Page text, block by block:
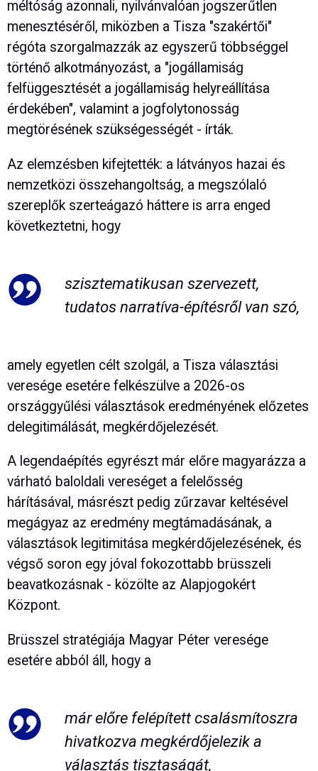
méltóság azonnali, nyilvánvalóan jogszerűtlen
menesztéséről, miközben a Tisza "szakértői"
régóta szorgalmazzák az egyszerű többséggel
történő alkotmányozást, a "jogállamiság
felfüggesztését a jogállamiság helyreállítása
érdekében", valamint a jogfolytonosság
megtörésének szükségességét - írták.
Az elemzésben kifejtették: a látványos hazai és
nemzetközi összehangoltság, a megszólaló
szereplők szerteágazó háttere is arra enged
következtetni, hogy
szisztematikusan szervezett,
tudatos narratíva-építésről van szó,
amely egyetlen célt szolgál, a Tisza választási
veresége esetére felkészülve a 2026-os
országgyűlési választások eredményének előzetes
delegitimálását, megkérdőjelezését.
A legendaépítés egyrészt már előre magyarázza a
várható baloldali vereséget a felelősség
hárításával, másrészt pedig zűrzavar keltésével
megágyaz az eredmény megtámadásának, a
választások legitimitása megkérdőjelezésének, és
végső soron egy jóval fokozottabb brüsszeli
beavatkozásnak - közölte az Alapjogokért
Központ.
Brüsszel stratégiája Magyar Péter veresége
esetére abból áll, hogy a
már előre felépített csalásmítoszra
hivatkozva megkérdőjelezik a
választás tisztaságát,